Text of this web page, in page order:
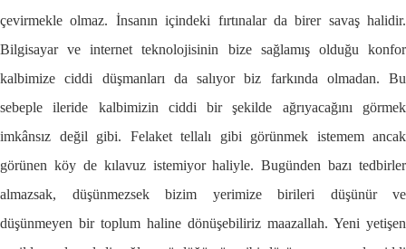
çevirmekle olmaz. İnsanın içindeki fırtınalar da birer savaş halidir.
Bilgisayar ve internet teknolojisinin bize sağlamış olduğu konfor
kalbimize ciddi düşmanları da salıyor biz farkında olmadan. Bu
sebeple ileride kalbimizin ciddi bir şekilde ağrıyacağını görmek
imkânsız değil gibi. Felaket tellalı gibi görünmek istemem ancak
görünen köy de kılavuz istemiyor haliyle. Bugünden bazı tedbirler
almazsak, düşünmezsek bizim yerimize birileri düşünür ve
düşünmeyen bir toplum haline dönüşebiliriz maazallah. Yeni yetişen